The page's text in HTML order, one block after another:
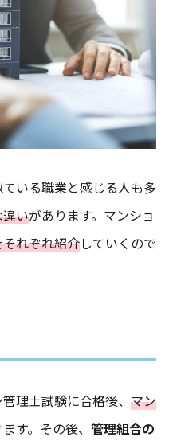
ている職業と感じる人も多
いがあります。マンショ
れぞれ紹介していくので
理士試験に合格後、 マン
す。その後、 管理組合の